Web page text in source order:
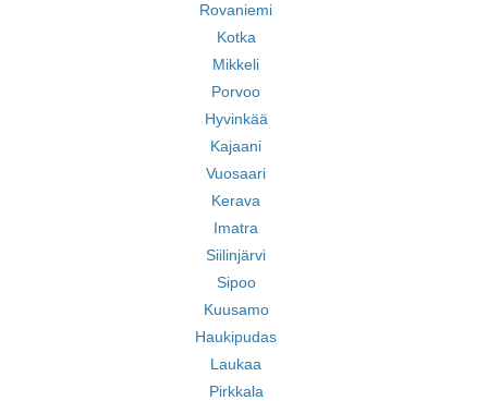
Rovaniemi
Kotka
Mikkeli
Porvoo
Hyvinkää
Kajaani
Vuosaari
Kerava
Imatra
Siilinjärvi
Sipoo
Kuusamo
Haukipudas
Laukaa
Pirkkala